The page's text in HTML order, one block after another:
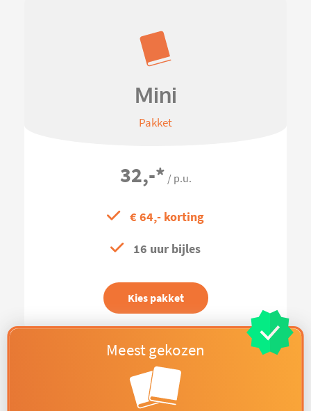
Mini
Pakket
32,-* / p.u.
€ 64,- korting
16 uur bijles
Kies pakket